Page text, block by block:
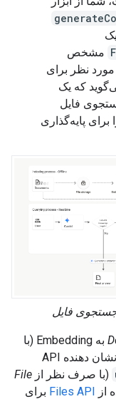
مشخص
مورد نظر برای
که یک
فایل
پایه‌گذاری
فایل
به Embedding (با
) نشان دهنده API
(با صرف نظر از File
از Files API برای